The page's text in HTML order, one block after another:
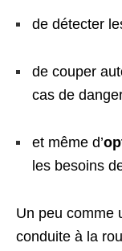
de détecter
de couper
cas de
et même d’
les besoins
Un peu comme
conduite à la